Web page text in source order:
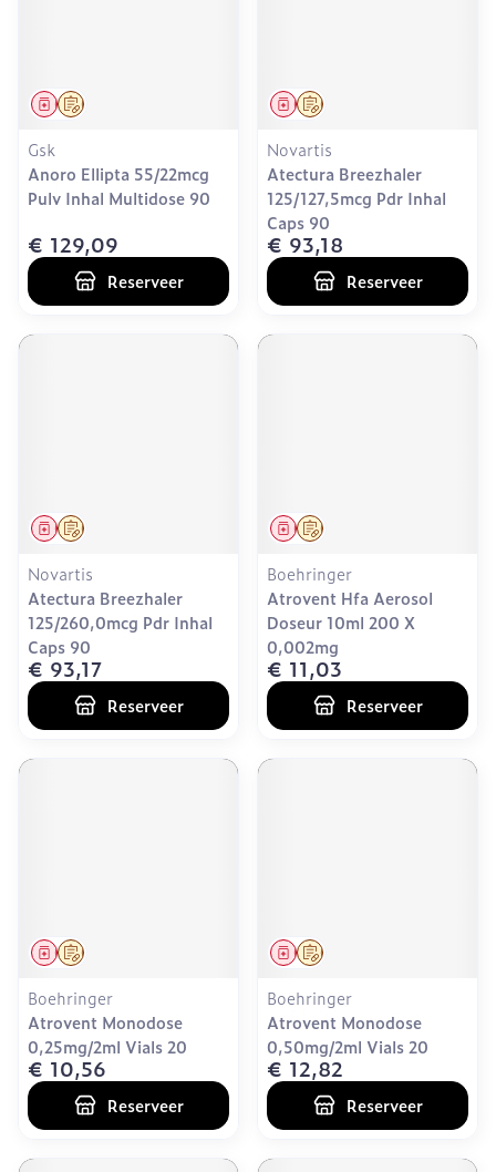
Op voorschrift
Geneesmiddel
Gsk
Anoro Ellipta 55/22mcg
Pulv Inhal Multidose 90
€ 129,09
Reserveer
Op voorschrift
Geneesmiddel
Novartis
Atectura Breezhaler
125/127,5mcg Pdr Inhal
Caps 90
€ 93,18
Reserveer
Op voorschrift
Geneesmiddel
Novartis
Atectura Breezhaler
125/260,0mcg Pdr Inhal
Caps 90
€ 93,17
Reserveer
Op voorschrift
Geneesmiddel
Boehringer
Atrovent Hfa Aerosol
Doseur 10ml 200 X
0,002mg
€ 11,03
Reserveer
Op voorschrift
Geneesmiddel
Boehringer
Atrovent Monodose
0,25mg/2ml Vials 20
€ 10,56
Reserveer
Op voorschrift
Geneesmiddel
Boehringer
Atrovent Monodose
0,50mg/2ml Vials 20
€ 12,82
Reserveer